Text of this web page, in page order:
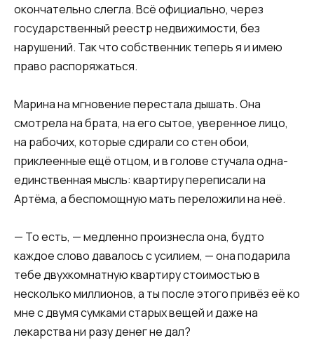
окончательно слегла. Всё официально, через
государственный реестр недвижимости, без
нарушений. Так что собственник теперь я и имею
право распоряжаться.
Марина на мгновение перестала дышать. Она
смотрела на брата, на его сытое, уверенное лицо,
на рабочих, которые сдирали со стен обои,
приклеенные ещё отцом, и в голове стучала одна-
единственная мысль: квартиру переписали на
Артёма, а беспомощную мать переложили на неё.
— То есть, — медленно произнесла она, будто
каждое слово давалось с усилием, — она подарила
тебе двухкомнатную квартиру стоимостью в
несколько миллионов, а ты после этого привёз её ко
мне с двумя сумками старых вещей и даже на
лекарства ни разу денег не дал?